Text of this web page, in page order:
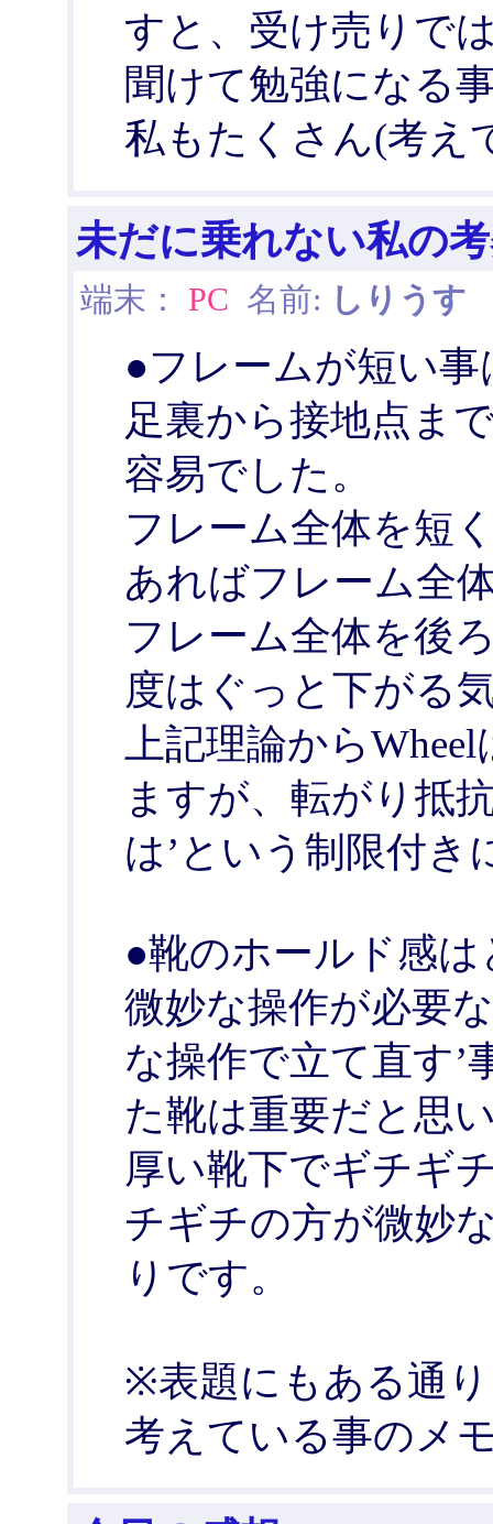
すと、受け売りで
聞けて勉強になる
私もたくさん(考え
未だに乗れない私の
端末： PC 名前: しりうす
●フレームが短い
足裏から接地点ま
容易でした。
フレーム全体を短
あればフレーム全
フレーム全体を後
度はぐっと下がる
上記理論から
ますが、転がり抵
は’という制限付き
●靴のホールド感
微妙な操作が必要
な操作で立て直す
た靴は重要だと思
厚い靴下でギチギ
チギチの方が微妙
りです。
※表題にもある通
考えている事のメ